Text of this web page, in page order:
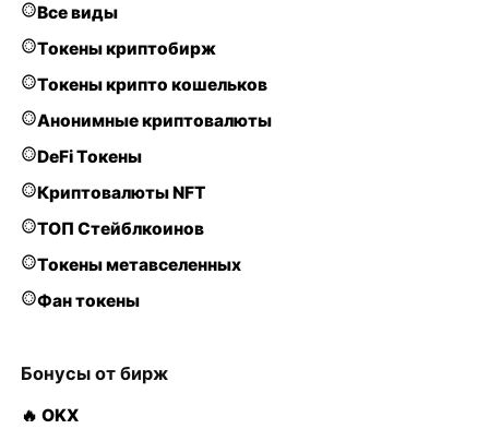
Все виды
Токены криптобирж
Токены крипто кошельков
Анонимные криптовалюты
DeFi Токены
Криптовалюты NFT
ТОП Стейблкоинов
Токены метавселенных
Фан токены
Бонусы от бирж
🔥 OKX